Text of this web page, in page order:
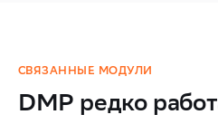
СВЯЗАННЫЕ МОДУЛИ
DMP редко